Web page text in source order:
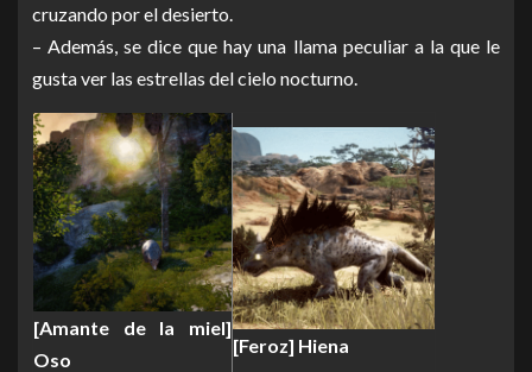
cruzando por el desierto.
– Además, se dice que hay una llama peculiar a la que le
gusta ver las estrellas del cielo nocturno.
[Amante de la miel]
Oso
[Feroz] Hiena